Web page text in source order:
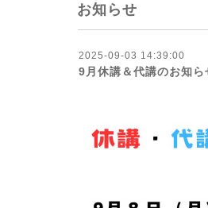
お知らせ
2025-09-03 14:39:00
9月休講＆代講のお知ら